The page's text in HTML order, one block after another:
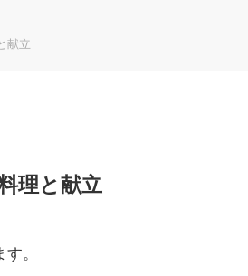
献立
理と献立
。